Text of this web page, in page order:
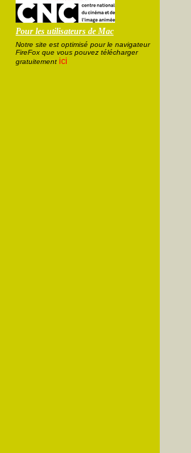
Pour les utilisateurs de Mac
Notre site est optimisé pour le navigateur
FireFox que vous pouvez télécharger
gratuitement ici